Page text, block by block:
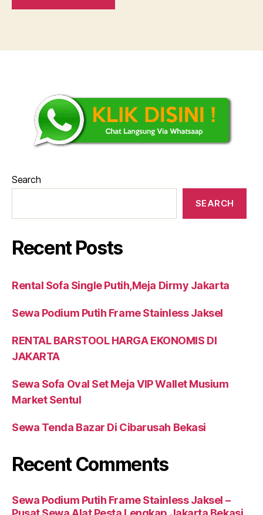
Search
SEARCH
Recent Posts
Rental Sofa Single Putih,Meja Dirmy Jakarta
Sewa Podium Putih Frame Stainless Jaksel
RENTAL BARSTOOL HARGA EKONOMIS DI
JAKARTA
Sewa Sofa Oval Set Meja VIP Wallet Musium
Market Sentul
Sewa Tenda Bazar Di Cibarusah Bekasi
Recent Comments
Sewa Podium Putih Frame Stainless Jaksel –